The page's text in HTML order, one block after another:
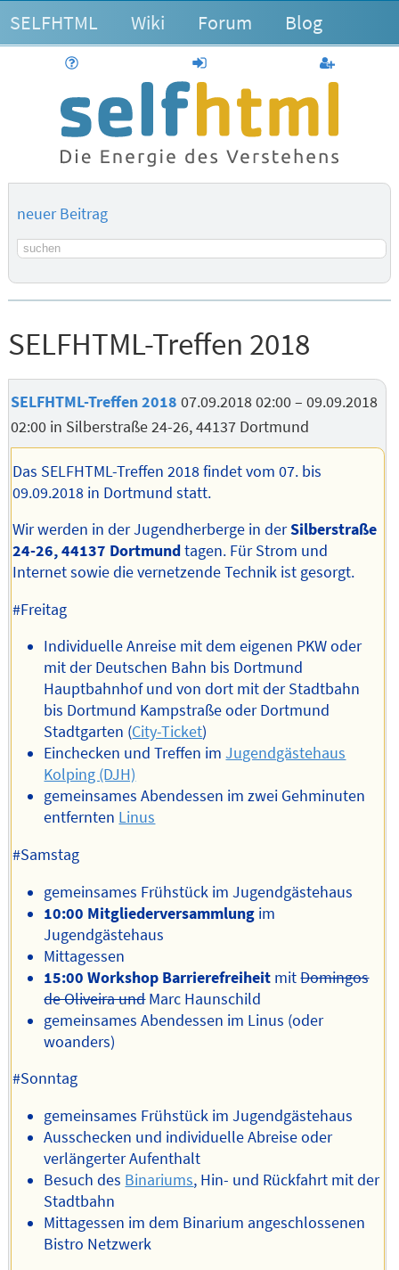
SELFHTML Wiki Forum Blog
anmelden
neuer Beitrag
Suchbegriff
SELFHTML-Treffen 2018
SELFHTML-Treffen 2018 07.09.2018 02:00– 09.09.2018
02:00in Silberstraße 24-26, 44137 Dortmund
Das SELFHTML-Treffen 2018 findet vom 07. bis
09.09.2018 in Dortmund statt.
Wir werden in der Jugendherberge in derSilberstraße
24-26, 44137 Dortmundtagen. Für Strom und
Internet sowie die vernetzende Technik ist gesorgt.
#Freitag
Individuelle Anreise mit dem eigenen PKW oder
mit der Deutschen Bahn bis Dortmund
Hauptbahnhof und von dort mit der Stadtbahn
bis Dortmund Kampstraße oder Dortmund
Stadtgarten (City-Ticket)
Einchecken und Treffen imJugendgästehaus
Kolping (DJH)
gemeinsames Abendessen im zwei Gehminuten
entfernten Linus
#Samstag
gemeinsames Frühstück im Jugendgästehaus
10:00 Mitgliederversammlung im
Jugendgästehaus
Mittagessen
15:00 Workshop Barrierefreiheit mitDomingos
de Oliveira undMarc Haunschild
gemeinsames Abendessen im Linus (oder
woanders)
#Sonntag
gemeinsames Frühstück im Jugendgästehaus
Ausschecken und individuelle Abreise oder
verlängerter Aufenthalt
Besuch des Binariums, Hin- und Rückfahrt mit der
Stadtbahn
Mittagessen im dem Binarium angeschlossenen
Bistro Netzwerk